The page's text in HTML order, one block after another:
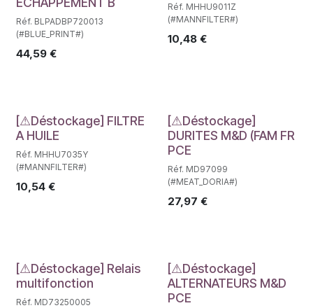
Réf. BLPADBP720013
(#BLUE_PRINT#)
44,59 €
Réf. MHHU9011Z
(#MANNFILTER#)
10,48€
Déstockage
[⚠Déstockage] FILTRE
A HUILE
Réf. MHHU7035Y
(#MANNFILTER#)
10,54 €
Déstockage
[⚠Déstockage]
DURITES M&D (FAM FR
PCE
Réf. MD97099
(#MEAT_DORIA#)
27,97 €
Déstockage
[⚠Déstockage] Relais
multifonction
Réf. MD73250005
Déstockage
[⚠Déstockage]
ALTERNATEURS M&D
PCE